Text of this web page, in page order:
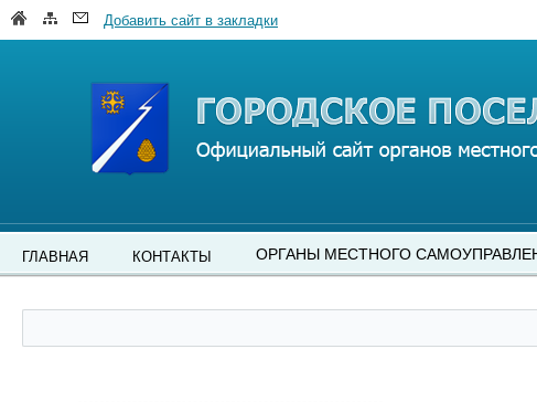
Добавить сайт в закладки
ГЛАВНАЯ КОНТАКТЫ ОРГАНЫ МЕСТНОГО